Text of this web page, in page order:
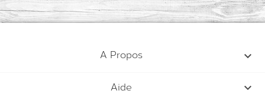
A Propos 
Aide 